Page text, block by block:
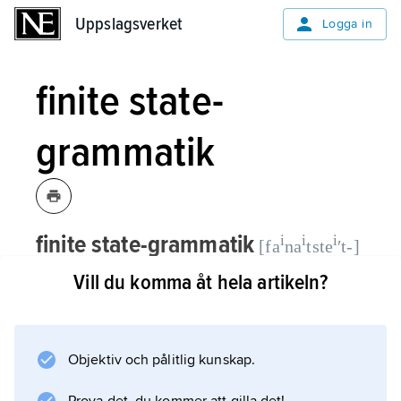
Uppslagsverket Logga in
finite state-
grammatik
finite state-grammatik [fainaitsteiʹt-]
, en typ av formell grammatik vars
vänster till höger till dess satsen har
nått sitt slut.
Vill du komma åt hela artikeln?
Objektiv och pålitlig kunskap.